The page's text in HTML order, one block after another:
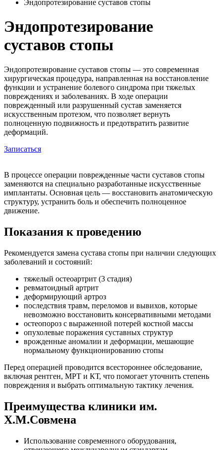
Эндопротезирование суставов стопы
Эндопротезирование
суставов стопы
Эндопротезирование суставов стопы — это современная
хирургическая процедура, направленная на восстановление
функции и устранение болевого синдрома при тяжелых
повреждениях и заболеваниях. В ходе операции
поврежденный или разрушенный сустав заменяется
искусственным протезом, что позволяет вернуть
полноценную подвижность и предотвратить развитие
деформаций.
Записаться
В процессе операции поврежденные части суставов стопы
заменяются на специально разработанные искусственные
имплантаты. Основная цель — восстановить анатомическую
структуру, устранить боль и обеспечить полноценное
движение.
Показания к проведению
Рекомендуется замена сустава стопы при наличии следующих
заболеваний и состояний:
тяжелый остеоартрит (3 стадия)
ревматоидный артрит
деформирующий артроз
последствия травм, переломов и вывихов, которые
невозможно восстановить консервативными методами
остеопороз с выраженной потерей костной массы
опухолевые поражения суставных структур
врожденные аномалии и деформации, мешающие
нормальному функционированию стопы
Перед операцией проводится всестороннее обследование,
включая рентген, МРТ и КТ, что помогает уточнить степень
повреждения и выбрать оптимальную тактику лечения.
Преимущества клиники им.
Х.М.Совмена
Использование современного оборудования,